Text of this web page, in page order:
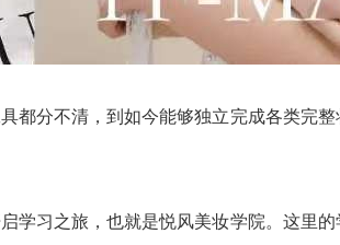
都分不清，到如今能够独立完成各类完
学习之旅，也就是悦风美妆学院。这里的